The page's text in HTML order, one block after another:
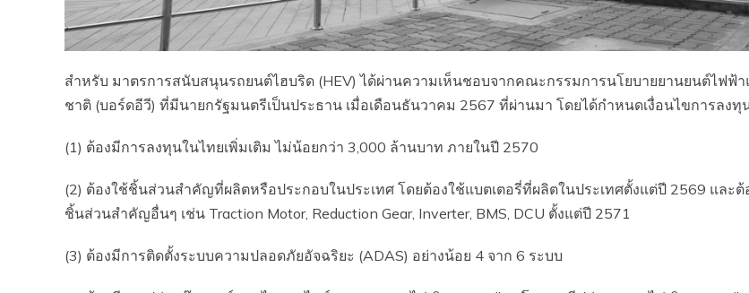
สำหรับ มาตรการสนับสนุนรถยนต์ไฮบริด (HEV) ได้ผ่านความเห็นชอบจากคณะกรรมการนโยบายยานยนต์ไฟฟ้า
ชาติ (บอร์ดอีวี) ที่มีนายกรัฐมนตรีเป็นประธาน เมื่อเดือนธันวาคม 2567 ที่ผ่านมา โดยได้กำหนดเงื่อนไขการลงทุ
(1) ต้องมีการลงทุนในไทยเพิ่มเติม ไม่น้อยกว่า 3,000 ล้านบาท ภายในปี 2570
(2) ต้องใช้ชิ้นส่วนสำคัญที่ผลิตหรือประกอบในประเทศ โดยต้องใช้แบตเตอรี่ที่ผลิตในประเทศตั้งแต่ปี 2569 และต้
ชิ้นส่วนสำคัญอื่นๆ เช่น Traction Motor, Reduction Gear, Inverter, BMS, DCU ตั้งแต่ปี 2571
(3) ต้องมีการติดตั้งระบบความปลอดภัยอัจฉริยะ (ADAS) อย่างน้อย 4 จาก 6 ระบบ